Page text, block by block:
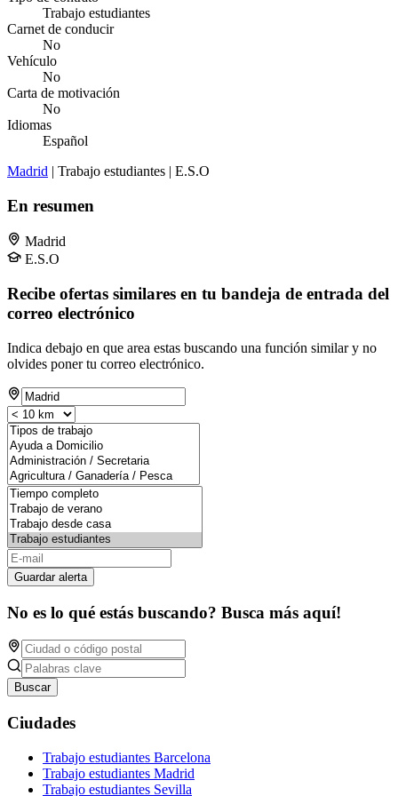
Trabajo estudiantes
Carnet de conducir
No
Vehículo
No
Carta de motivación
No
Idiomas
Español
Madrid | Trabajo estudiantes | E.S.O
En resumen
Madrid
E.S.O
Recibe ofertas similares en tu bandeja de entrada del
correo electrónico
Indica debajo en que area estas buscando una función similar y no
olvides poner tu correo electrónico.
Guardar alerta
No es lo qué estás buscando? Busca más aquí!
Buscar
Ciudades
Trabajo estudiantes Barcelona
Trabajo estudiantes Madrid
Trabajo estudiantes Sevilla